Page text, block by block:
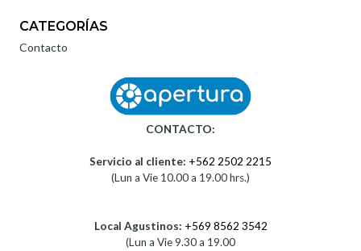
CATEGORÍAS
Contacto
CONTACTO:
Servicio al cliente: +562 2502 2215
(Lun a Vie 10.00 a 19.00 hrs.)
Local Agustinos: +569 8562 3542
(Lun a Vie 9.30 a 19.00